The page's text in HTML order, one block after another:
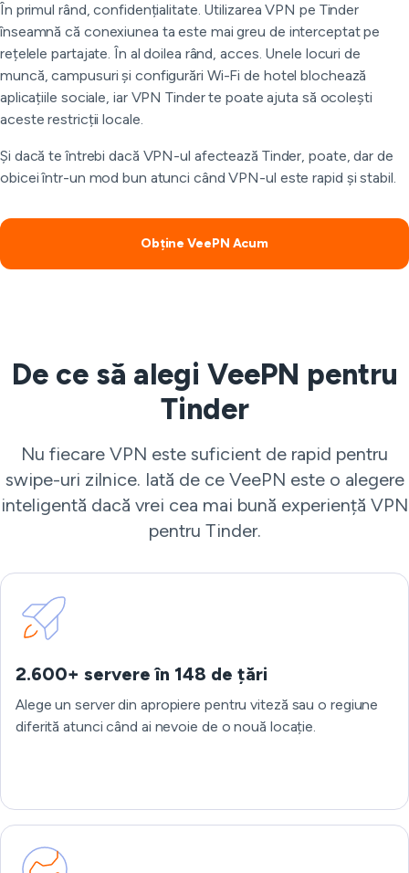
În primul rând, confidențialitate. Utilizarea VPN pe Tinder
înseamnă că conexiunea ta este mai greu de interceptat pe
rețelele partajate. În al doilea rând, acces. Unele locuri de
muncă, campusuri și configurări Wi-Fi de hotel blochează
aplicațiile sociale, iar VPN Tinder te poate ajuta să ocolești
aceste restricții locale.
Și dacă te întrebi dacă VPN-ul afectează Tinder, poate, dar de
obicei într-un mod bun atunci când VPN-ul este rapid și stabil.
Obține VeePN Acum
De ce să alegi VeePN pentru
Tinder
Nu fiecare VPN este suficient de rapid pentru
swipe-uri zilnice. Iată de ce VeePN este o alegere
inteligentă dacă vrei cea mai bună experiență VPN
pentru Tinder.
2.600+ servere în 148 de țări
Alege un server din apropiere pentru viteză sau o regiune
diferită atunci când ai nevoie de o nouă locație.